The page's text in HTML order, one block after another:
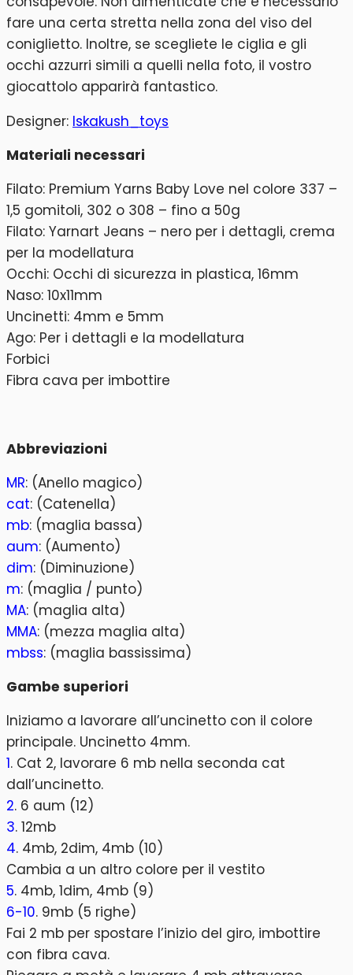
fare una certa stretta nella zona del viso del
coniglietto. Inoltre, se scegliete le ciglia e gli
occhi azzurri simili a quelli nella foto, il vostro
giocattolo apparirà fantastico.
Designer: lskakush_toys
Materiali necessari
Filato: Premium Yarns Baby Love nel colore 337 –
1,5 gomitoli, 302 o 308 – fino a 50g
Filato: Yarnart Jeans – nero per i dettagli, crema
per la modellatura
Occhi: Occhi di sicurezza in plastica, 16mm
Naso: 10x11mm
Uncinetti: 4mm e 5mm
Ago: Per i dettagli e la modellatura
Forbici
Fibra cava per imbottire
Abbreviazioni
MR: (Anello magico)
cat: (Catenella)
mb: (maglia bassa)
aum: (Aumento)
dim: (Diminuzione)
m: (maglia / punto)
MA: (maglia alta)
MMA: (mezza maglia alta)
mbss: (maglia bassissima)
Gambe superiori
Iniziamo a lavorare all’uncinetto con il colore
principale. Uncinetto 4mm.
1. Cat 2, lavorare 6 mb nella seconda cat
dall’uncinetto.
2. 6 aum (12)
3. 12mb
4. 4mb, 2dim, 4mb (10)
Cambia a un altro colore per il vestito
5. 4mb, 1dim, 4mb (9)
6-10. 9mb (5 righe)
Fai 2 mb per spostare l’inizio del giro, imbottire
con fibra cava.